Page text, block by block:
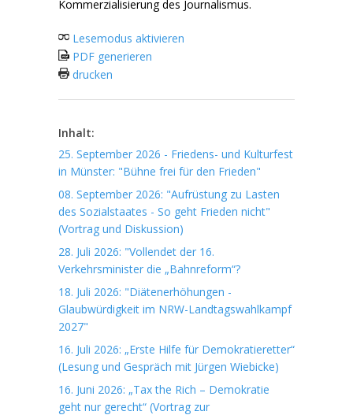
Kommerzialisierung des Journalismus.
Lesemodus aktivieren
PDF generieren
drucken
Inhalt:
25. September 2026 - Friedens- und Kulturfest
in Münster: "Bühne frei für den Frieden"
08. September 2026: "Aufrüstung zu Lasten
des Sozialstaates - So geht Frieden nicht"
(Vortrag und Diskussion)
28. Juli 2026: "Vollendet der 16.
Verkehrsminister die „Bahnreform“?
18. Juli 2026: "Diätenerhöhungen -
Glaubwürdigkeit im NRW-Landtagswahlkampf
2027"
16. Juli 2026: „Erste Hilfe für Demokratieretter“
(Lesung und Gespräch mit Jürgen Wiebicke)
16. Juni 2026: „Tax the Rich – Demokratie
geht nur gerecht“ (Vortrag zur